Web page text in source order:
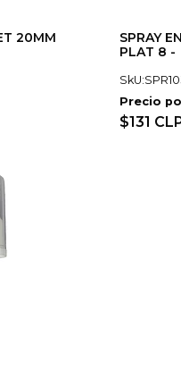
20MM
SPRAY
PLAT 8 -
Precio
$131